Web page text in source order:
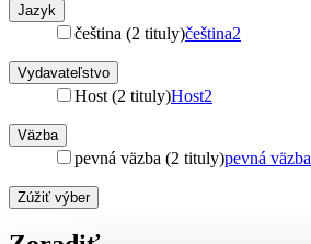
Jazyk
čeština (2 tituly)čeština2
Vydavateľstvo
Host (2 tituly)Host2
Väzba
pevná väzba (2 tituly)pevná väzba
Zúžiť výber